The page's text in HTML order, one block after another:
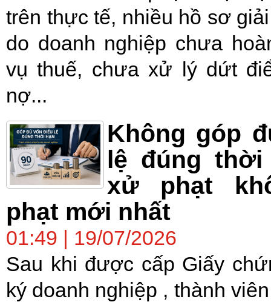
trên thực tế, nhiều hồ sơ
do doanh nghiệp chưa
vụ thuế, chưa xử lý dứt
nợ...
Không góp
lệ đúng
xử phạt
phạt mới nhất
01:49 | 19/07/2026
Sau khi được cấp Giấy
ký doanh nghiệp , thành